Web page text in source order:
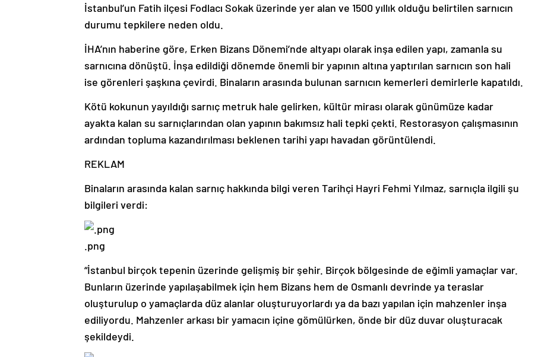
İstanbul’un Fatih ilçesi Fodlacı Sokak üzerinde yer alan ve 1500 yıllık olduğu belirtilen sarnıcın
durumu tepkilere neden oldu.
İHA’nın haberine göre, Erken Bizans Dönemi’nde altyapı olarak inşa edilen yapı, zamanla su
sarnıcına dönüştü. İnşa edildiği dönemde önemli bir yapının altına yaptırılan sarnıcın son hali
ise görenleri şaşkına çevirdi. Binaların arasında bulunan sarnıcın kemerleri demirlerle kapatıldı.
Kötü kokunun yayıldığı sarnıç metruk hale gelirken, kültür mirası olarak günümüze kadar
ayakta kalan su sarnıçlarından olan yapının bakımsız hali tepki çekti. Restorasyon çalışmasının
ardından topluma kazandırılması beklenen tarihi yapı havadan görüntülendi.
REKLAM
Binaların arasında kalan sarnıç hakkında bilgi veren Tarihçi Hayri Fehmi Yılmaz, sarnıçla ilgili şu
bilgileri verdi:
.png
“İstanbul birçok tepenin üzerinde gelişmiş bir şehir. Birçok bölgesinde de eğimli yamaçlar var.
Bunların üzerinde yapılaşabilmek için hem Bizans hem de Osmanlı devrinde ya teraslar
oluşturulup o yamaçlarda düz alanlar oluşturuyorlardı ya da bazı yapılan için mahzenler inşa
ediliyordu. Mahzenler arkası bir yamacın içine gömülürken, önde bir düz duvar oluşturacak
şekildeydi.